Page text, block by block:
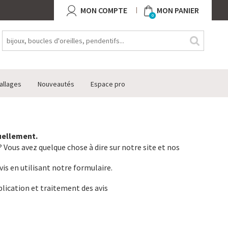
MON COMPTE 0 MON PANIER
Nouveautés Espace pro
Vous avez quelque chose à dire sur notre site et nos
en utilisant notre formulaire.
et traitement des avis